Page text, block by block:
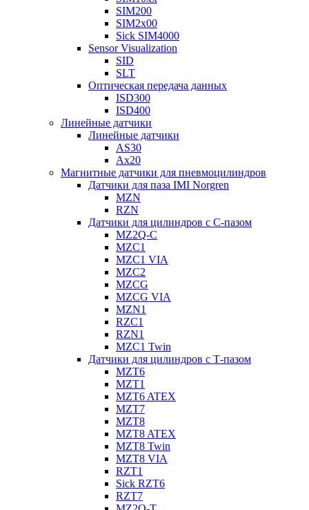
SIM200
SIM2x00
Sick SIM4000
Sensor Visualization
SID
SLT
Оптическая передача данных
ISD300
ISD400
Линейные датчики
Линейные датчики
AS30
Ax20
Магнитные датчики для пневмоцилиндров
Датчики для паза IMI Norgren
MZN
RZN
Датчики для цилиндров с С-пазом
MZ2Q-C
MZC1
MZC1 VIA
MZC2
MZCG
MZCG VIA
MZN1
RZC1
RZN1
MZC1 Twin
Датчики для цилиндров с Т-пазом
MZT6
MZT1
MZT6 ATEX
MZT7
MZT8
MZT8 ATEX
MZT8 Twin
MZT8 VIA
RZT1
Sick RZT6
RZT7